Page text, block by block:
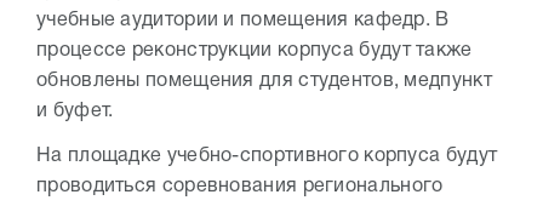
учебные аудитории и помещения кафедр. В
процессе реконструкции корпуса будут также
обновлены помещения для студентов, медпункт
и буфет.
На площадке учебно-спортивного корпуса будут
проводиться соревнования регионального